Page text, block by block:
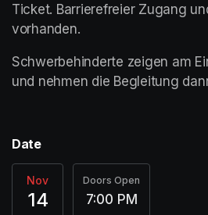
Ticket. Barrierefreier Zugang
vorhanden.
Schwerbehinderte zeigen am
und nehmen die Begleitung
Date
Nov
14
Doors Open
7:00 PM